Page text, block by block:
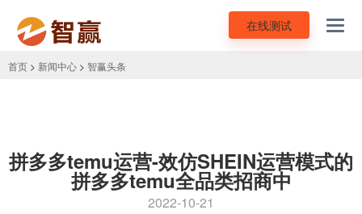
在线测试
首页 > 新闻中心 > 智赢头条
拼多多temu运营-效仿SHEIN运营模式的
拼多多temu全品类招商中
2022-10-21